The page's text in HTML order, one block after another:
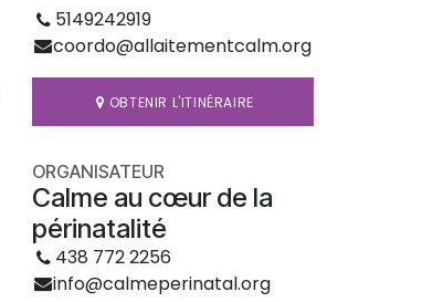
5149242919
coordo@allaitementcalm.org
OBTENIR L'ITINÉRAIRE
ORGANISATEUR
Calme au cœur de la
périnatalité
438 772 2256
info@calmeperinatal.org